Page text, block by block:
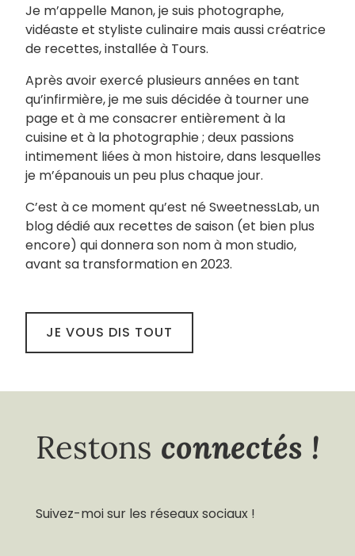
Je m’appelle Manon, je suis photographe,
vidéaste et styliste culinaire mais aussi créatrice
de recettes, installée à Tours.
Après avoir exercé plusieurs années en tant
qu’infirmière, je me suis décidée à tourner une
page et à me consacrer entièrement à la
cuisine et à la photographie ; deux passions
intimement liées à mon histoire, dans lesquelles
je m’épanouis un peu plus chaque jour.
C’est à ce moment qu’est né SweetnessLab, un
blog dédié aux recettes de saison (et bien plus
encore) qui donnera son nom à mon studio,
avant sa transformation en 2023.
JE VOUS DIS TOUT
Restons connectés !
Suivez-moi sur les réseaux sociaux !